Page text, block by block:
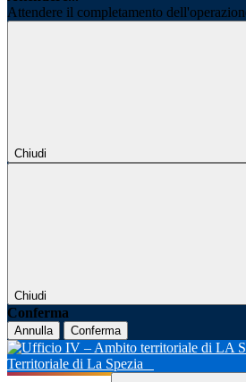
Attendere il completamento
Chiudi
Chiudi
Conferma
Annulla Conferma
Territoriale di La Spezia